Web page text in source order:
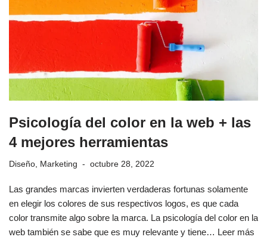
Psicología del color en la web + las
4 mejores herramientas
Diseño Marketing octubre 28, 2022
Las grandes marcas invierten verdaderas fortunas solamente
en elegir los colores de sus respectivos logos, es que cada
color transmite algo sobre la marca. La psicología del color en la
web también se sabe que es muy relevante y tiene… Leer más